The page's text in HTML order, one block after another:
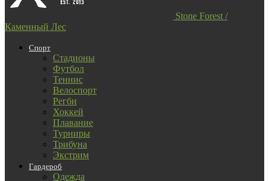
Stone Forest /
Каменный Лес
Спорт
Стадионы
Футбол
Теннис
Велоспорт
Регби
Хоккей
Плавание
Турниры
Трибуна
Экстрим
Гардероб
Одежда